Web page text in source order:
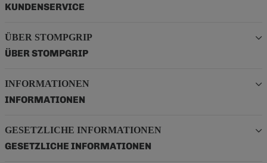
KUNDENSERVICE
ÜBER STOMPGRIP
ÜBER STOMPGRIP
INFORMATIONEN
INFORMATIONEN
GESETZLICHE INFORMATIONEN
GESETZLICHE INFORMATIONEN